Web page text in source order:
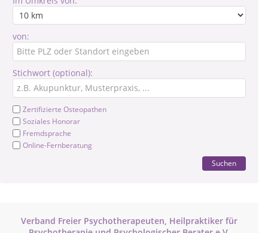
von:
Stichwort (optional):
Zertifizierte Osteopathen
Soziales Honorar
Fremdsprache
Online-Fernberatung
Suchen
Verband Freier Psychotherapeuten, Heilpraktiker für